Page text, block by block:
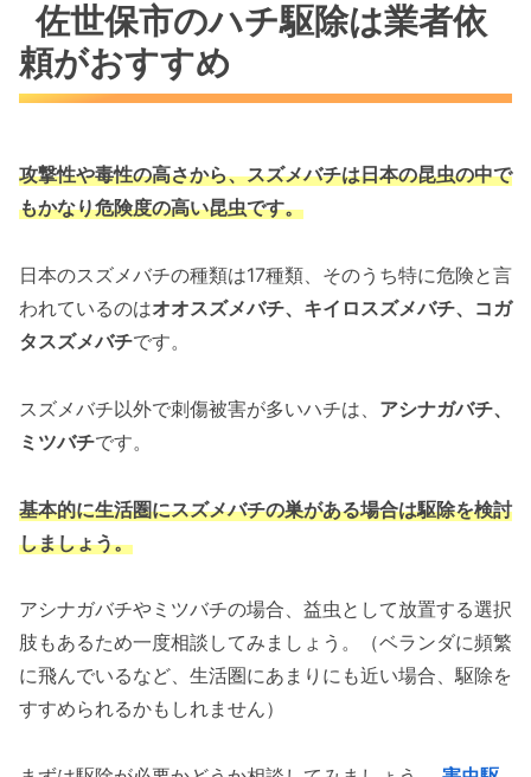
佐世保市のハチ駆除は業者依
頼がおすすめ
攻撃性や毒性の高さから、スズメバチは日本の昆虫の中で
もかなり危険度の高い昆虫です。
日本のスズメバチの種類は17種類、そのうち特に危険と言
われているのはオオスズメバチ、キイロスズメバチ、コガ
タスズメバチです。
スズメバチ以外で刺傷被害が多いハチは、 アシナガバチ、
ミツバチです。
基本的に生活圏にスズメバチの巣がある場合は駆除を検討
しましょう。
アシナガバチやミツバチの場合、益虫として放置する選択
肢もあるため一度相談してみましょう。（ベランダに頻繁
に飛んでいるなど、生活圏にあまりにも近い場合、駆除を
すすめられるかもしれません）